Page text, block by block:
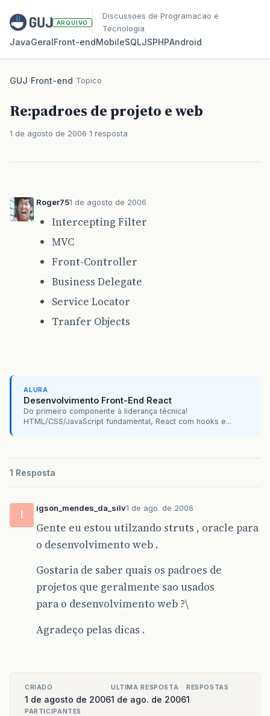
ARQUIVO
Discussoes de Programacao e
Tecnologia
JavaGeralFront‑endMobileSQLJSPHPAndroid
GUJ/Front-end/Topico
Re:padroes de projeto e web
1 de agosto de 2006 1 resposta
Roger751 de agosto de 2006
Intercepting Filter
MVC
Front-Controller
Business Delegate
Service Locator
Tranfer Objects
ALURA
Desenvolvimento Front-End React
Do primeiro componente à liderança técnica!
HTML/CSS/JavaScript fundamental, React com hooks e...
1 Resposta
I
igson_mendes_da_silv1 de ago. de 2006
Gente eu estou utilzando struts , oracle para
o desenvolvimento web .
Gostaria de saber quais os padroes de
projetos que geralmente sao usados
para o desenvolvimento web ?\
Agradeço pelas dicas .
CRIADO
1 de agosto de 2006
ULTIMA RESPOSTA
1 de ago. de 2006
RESPOSTAS
1
PARTICIPANTES